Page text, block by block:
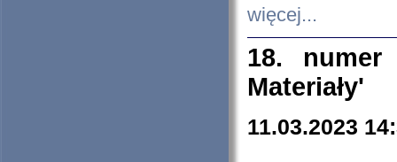
więcej...
18. numer
Materiały'
11.03.2023